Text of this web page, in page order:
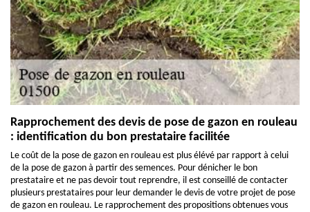
Rapprochement des devis de pose de gazon en rouleau
: identification du bon prestataire facilitée
Le coût de la pose de gazon en rouleau est plus élévé par rapport à celui
de la pose de gazon à partir des semences. Pour dénicher le bon
prestataire et ne pas devoir tout reprendre, il est conseillé de contacter
plusieurs prestataires pour leur demander le devis de votre projet de pose
de gazon en rouleau. Le rapprochement des propositions obtenues vous